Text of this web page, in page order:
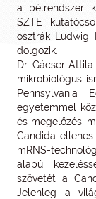
a bélrendszer
SZTE
osztrák Ludwig
dolgozik.
Dr. Gácser
mikrobiológus
egyetemmel
és megelőzési
Candida-
mRNS-
alapú
szövetét a
Jelenleg a